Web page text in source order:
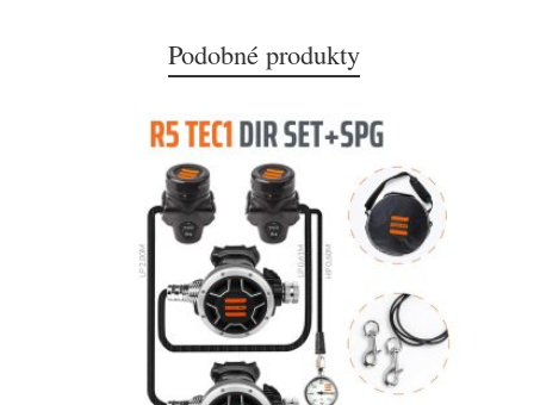
Podobné produkty